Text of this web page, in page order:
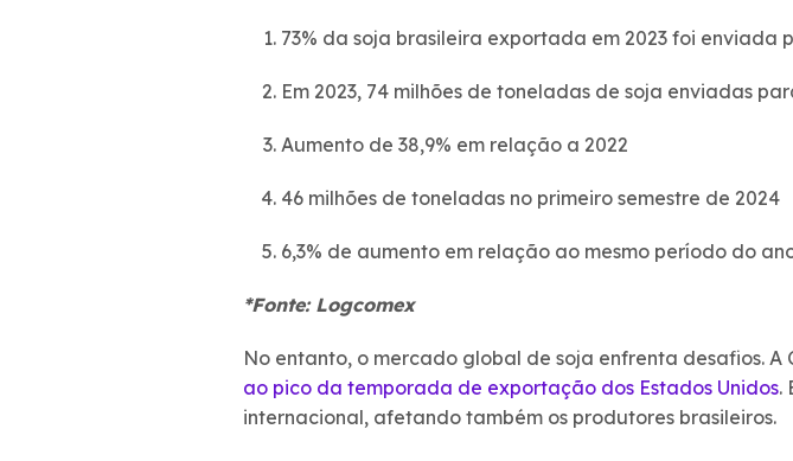
73% da soja brasileira exportada em 2023 foi enviada
Em 2023, 74 milhões de toneladas de soja enviadas
Aumento de 38,9% em relação a 2022
46 milhões de toneladas no primeiro semestre de 2024
6,3% de aumento em relação ao mesmo período do
*Fonte: Logcomex
No entanto, o mercado global de soja enfrenta desafios. A
ao pico da temporada de exportação dos Estados Unidos.
internacional, afetando também os produtores brasileiros.